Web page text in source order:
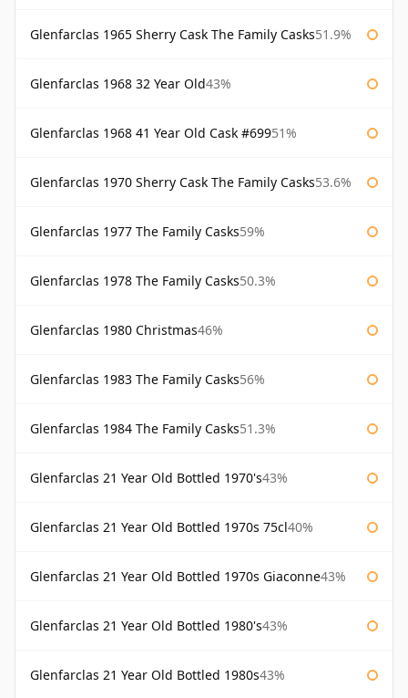
Glenfarclas 1965 Sherry Cask The Family Casks51.9%
Glenfarclas 1968 32 Year Old43%
Glenfarclas 1968 41 Year Old Cask #69951%
Glenfarclas 1970 Sherry Cask The Family Casks53.6%
Glenfarclas 1977 The Family Casks59%
Glenfarclas 1978 The Family Casks50.3%
Glenfarclas 1980 Christmas46%
Glenfarclas 1983 The Family Casks56%
Glenfarclas 1984 The Family Casks51.3%
Glenfarclas 21 Year Old Bottled 1970's43%
Glenfarclas 21 Year Old Bottled 1970s 75cl40%
Glenfarclas 21 Year Old Bottled 1970s Giaconne43%
Glenfarclas 21 Year Old Bottled 1980's43%
Glenfarclas 21 Year Old Bottled 1980s43%